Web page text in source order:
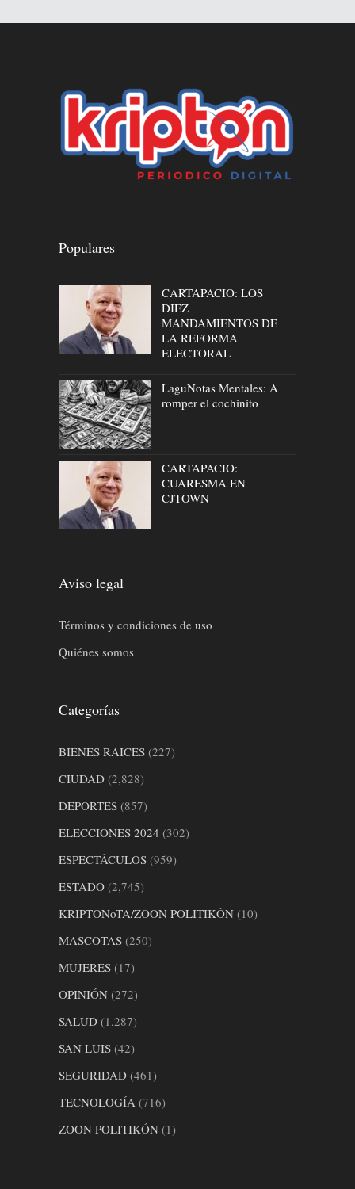
Populares
CARTAPACIO: LOS
DIEZ
MANDAMIENTOS DE
LA REFORMA
ELECTORAL
LaguNotas Mentales: A
romper el cochinito
CARTAPACIO:
CUARESMA EN
CJTOWN
Aviso legal
Términos y condiciones de uso
Quiénes somos
Categorías
BIENES RAICES (227)
CIUDAD (2,828)
DEPORTES (857)
ELECCIONES 2024 (302)
ESPECTÁCULOS (959)
ESTADO (2,745)
KRIPTONoTA/ZOON POLITIKÓN (10)
MASCOTAS (250)
MUJERES (17)
OPINIÓN (272)
SALUD (1,287)
SAN LUIS (42)
SEGURIDAD (461)
TECNOLOGÍA (716)
ZOON POLITIKÓN (1)